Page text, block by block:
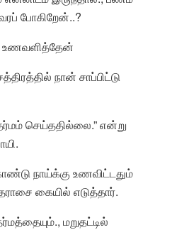
போகிறேன்..?
உணவளித்தேன்
நான் சாப்பிட்டு
செய்ததில்லை.” என்று
நாய்க்கு உணவிட்டதும்
கையில் எடுத்தார்.
மறுதட்டில்